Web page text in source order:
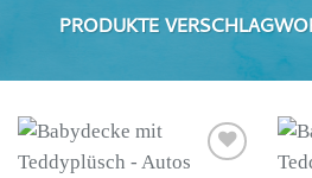
PRODUKTE